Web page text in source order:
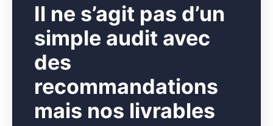
Il ne s’agit pas d’un
simple audit avec
des
recommandations
mais nos livrables